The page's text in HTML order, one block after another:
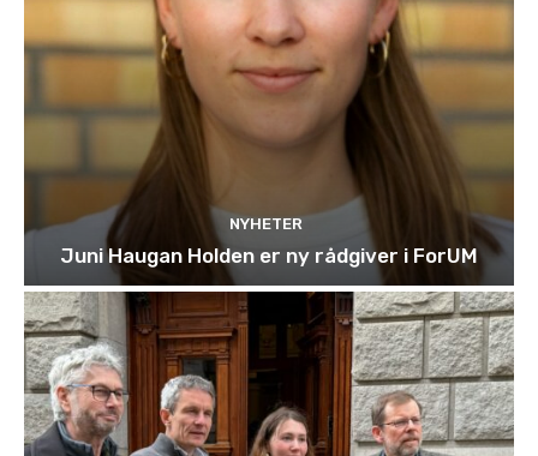
NYHETER
Juni Haugan Holden er ny rådgiver i ForUM